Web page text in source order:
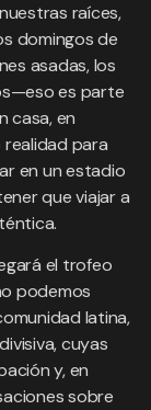
raíces,
domingos de
asadas, los
es parte
casa, en
para
en un estadio
que viajar a
el trofeo
podemos
latina,
cuyas
y, en
sobre